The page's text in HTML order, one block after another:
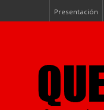
Presentación